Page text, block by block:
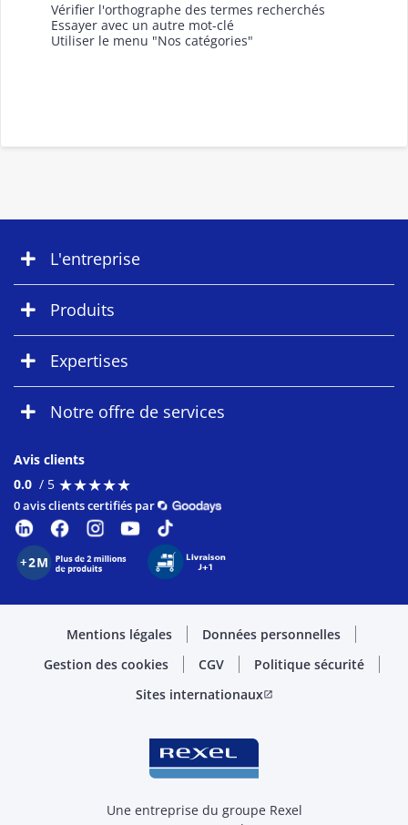
Vérifier l'orthographe des termes recherchés
Essayer avec un autre mot-clé
Utiliser le menu "Nos catégories"
L'entreprise
Produits
Expertises
Notre offre de services
Avis clients
0.0 / 5 ★★★★★
★★★★★
0 avis clients certifiés par
Mentions légales
Données personnelles
Gestion des cookies
CGV
Politique sécurité
Sites internationauxopen_in_new
Une entreprise du groupe Rexel